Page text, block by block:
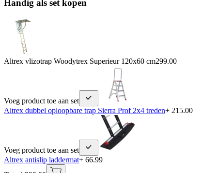
Handig als set kopen
Altrex vlizotrap Woodytrex Superieur 120x60 cm299.00
Voeg product toe aan set
Altrex dubbel oploopbare trap Sierra Prof 2x4 treden+ 215.00
Voeg product toe aan set
Altrex antislip laddermat+ 66.99